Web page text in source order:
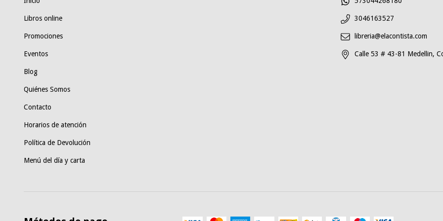
Libros online
Promociones
Eventos
Blog
Quiénes Somos
Contacto
Horarios de atención
Política de Devolución
Menú del día y carta
3046163527
libreria@elacontista.com
Calle 53 # 43-81 Medellin,